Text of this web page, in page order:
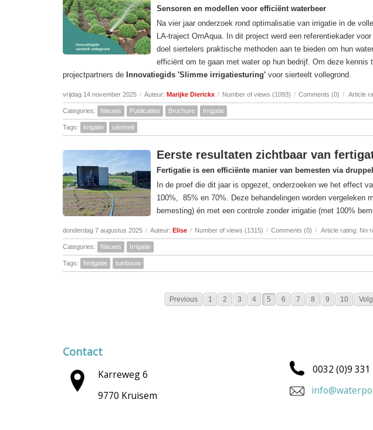
Sensoren en modellen voor efficiënt waterbeer
Na vier jaar onderzoek rond optimalisatie van irrigatie in de
LA-traject OrnAqua. In dit project werd een referentiekader
doel siertelers praktische methoden aan te bieden om hun
efficiënt om te gaan met water op hun bedrijf. Om deze kennis
projectpartners de Innovatiegids 'Slimme irrigatiesturing' voor sierteelt vollegrond.
vrijdag 14 november 2025 / Auteur: Marijke Dierickx / Number of views (1093) / Comments (0) / Article
Categories: Nieuws Publicaties Brochure Irrigatie
Tags: irrigatie sierteelt
Eerste resultaten zichtbaar van
Fertigatie is een efficiënte manier van bemesten via
In de proef die dit jaar is opgezet, onderzoeken we het effect
100%, 85% en 70%. Deze behandelingen worden vergeleken
bemesting) én met een controle zonder irrigatie (met 100%
donderdag 7 augustus 2025 / Auteur: Elise / Number of views (1315) / Comments (0) / Article rating: No
Categories: Nieuws Irrigatie
Tags: fertigatie tuinbouw
Previous 1 2 3 4 5 6 7 8 9 10
Contact
Karreweg 6
9770 Kruisem
0032 (0)9